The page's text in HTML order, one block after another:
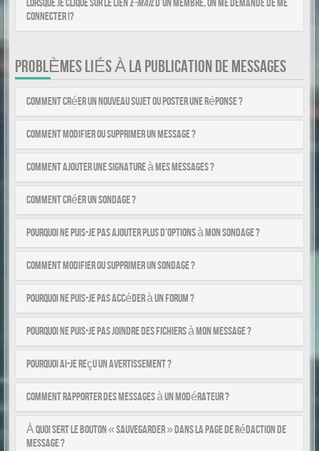
Lorsque je clique sur le liene-maild’un membre, on me demande de me
connecter !?
PROBLÈMES LIÉS À LA PUBLICATION DE MESSAGES
Comment créer un nouveau sujet ou poster une réponse ?
Comment modifier ou supprimer un message ?
Comment ajouter une signature à mes messages ?
Comment créer un sondage ?
Pourquoi ne puis-je pas ajouter plus d’options à mon sondage ?
Comment modifier ou supprimer un sondage ?
Pourquoi ne puis-je pas accéder à un forum ?
Pourquoi ne puis-je pas joindre des fichiers à mon message ?
Pourquoi ai-je reçu un avertissement ?
Comment rapporter des messages à un modérateur ?
À quoi sert le bouton « Sauvegarder » dans la page de rédaction de
message ?